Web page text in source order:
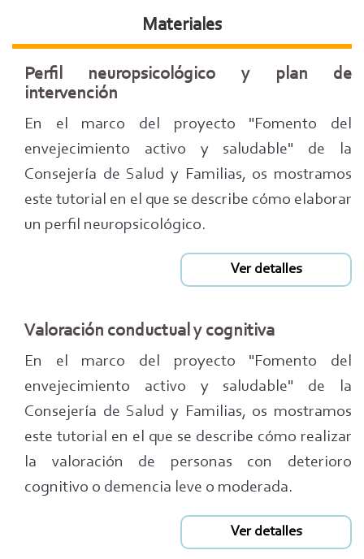
Materiales
Perfil neuropsicológico y plan de
intervención
En el marco del proyecto "Fomento del
envejecimiento activo y saludable" de la
Consejería de Salud y Familias, os mostramos
este tutorial en el que se describe cómo elaborar
un perfil neuropsicológico.
Ver detalles
Valoración conductual y cognitiva
En el marco del proyecto "Fomento del
envejecimiento activo y saludable" de la
Consejería de Salud y Familias, os mostramos
este tutorial en el que se describe cómo realizar
la valoración de personas con deterioro
cognitivo o demencia leve o moderada.
Ver detalles